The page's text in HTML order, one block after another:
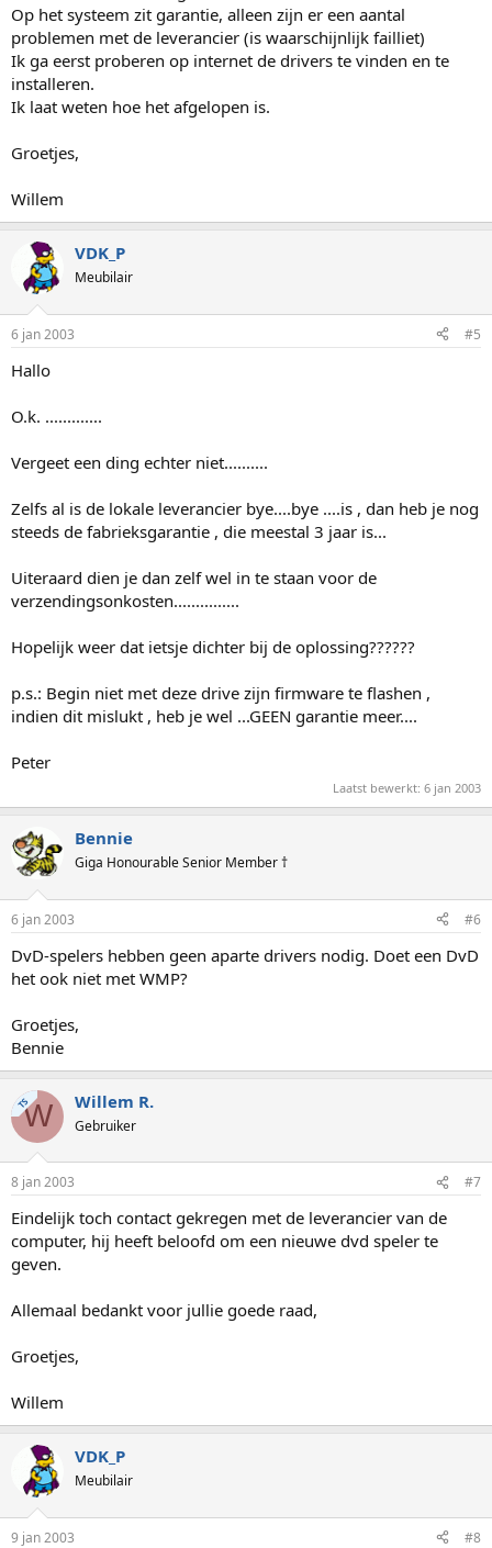
Op het systeem zit garantie, alleen zijn er een aantal
problemen met de leverancier (is waarschijnlijk failliet)
Ik ga eerst proberen op internet de drivers te vinden en te
installeren.
Ik laat weten hoe het afgelopen is.
Groetjes,
Willem
VDK_P
Meubilair
6 jan 2003 #5
Hallo
O.k. .............
Vergeet een ding echter niet..........
Zelfs al is de lokale leverancier bye....bye ....is , dan heb je nog
steeds de fabrieksgarantie , die meestal 3 jaar is...
Uiteraard dien je dan zelf wel in te staan voor de
verzendingsonkosten...............
Hopelijk weer dat ietsje dichter bij de oplossing??????
p.s.: Begin niet met deze drive zijn firmware te flashen ,
indien dit mislukt , heb je wel ...GEEN garantie meer....
Peter
Laatst bewerkt: 6 jan 2003
Bennie
Giga Honourable Senior Member †
6 jan 2003 #6
DvD-spelers hebben geen aparte drivers nodig. Doet een DvD
het ook niet met WMP?
Groetjes,
Bennie
TSW Willem R.
Gebruiker
8 jan 2003 #7
Eindelijk toch contact gekregen met de leverancier van de
computer, hij heeft beloofd om een nieuwe dvd speler te
geven.
Allemaal bedankt voor jullie goede raad,
Groetjes,
Willem
VDK_P
Meubilair
9 jan 2003 #8